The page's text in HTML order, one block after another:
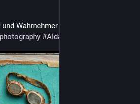
Wahrnehmer 7/26
photography #AIdada